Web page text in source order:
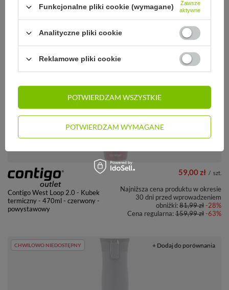
powystawowy
59,00 zł /
Najniższa cena produktu w okresie
30 dni przed wprowadzeniem
75,00 zł
159,99 zł
CHWILOWO NIEDOSTĘPNY
Contigo West Loop 2.0 - Kubek
termiczny - 470ml - czerwony -
powystawowy
59,00 zł / szt.
Najniższa cena produktu w okresie
30 dni przed wprowadzeniem
obniżki:81,99 zł-28%
Cena regularna:159,99 zł-63%
+ Dodaj do porównania
CHWILOWO NIEDOSTĘPNY + Dodaj do porównania
Funkcjonalne pliki cookie (wymagane)
Zawsze
aktywne
Analityczne pliki cookie
Reklamowe pliki cookie
POTWIERDZAM WYMAGANE
POTWIERDZAM WSZYSTKIE